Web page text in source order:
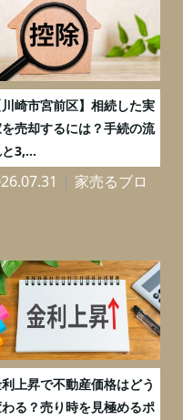
川崎市宮前区】相続した実
売却するには？手続の流
3,...
家売るブロ
上昇で不動産価格はどう
る？売り時を見極めるポ